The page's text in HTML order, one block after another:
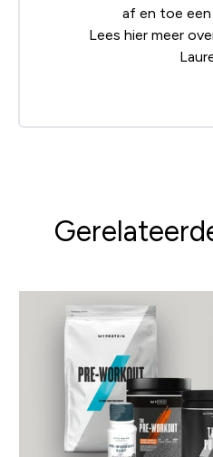
af en toe een
Lees hier meer